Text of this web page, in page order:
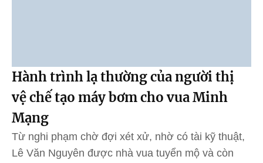
Hành trình lạ thường của người thị
vệ chế tạo máy bơm cho vua Minh
Mạng
Từ nghi phạm chờ đợi xét xử, nhờ có tài kỹ thuật,
Lê Văn Nguyên được nhà vua tuyển mộ và còn